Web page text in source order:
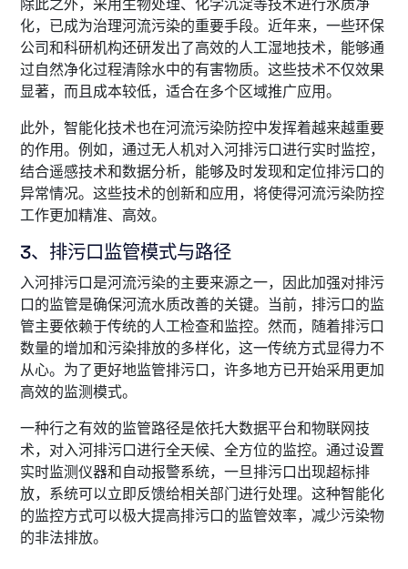
除此之外，采用生物处理、化学沉淀等技术进行水质净
化，已成为治理河流污染的重要手段。近年来，一些环保
公司和科研机构还研发出了高效的人工湿地技术，能够通
过自然净化过程清除水中的有害物质。这些技术不仅效果
显著，而且成本较低，适合在多个区域推广应用。
此外，智能化技术也在河流污染防控中发挥着越来越重要
的作用。例如，通过无人机对入河排污口进行实时监控，
结合遥感技术和数据分析，能够及时发现和定位排污口的
异常情况。这些技术的创新和应用，将使得河流污染防控
工作更加精准、高效。
3、排污口监管模式与路径
入河排污口是河流污染的主要来源之一，因此加强对排污
口的监管是确保河流水质改善的关键。当前，排污口的监
管主要依赖于传统的人工检查和监控。然而，随着排污口
数量的增加和污染排放的多样化，这一传统方式显得力不
从心。为了更好地监管排污口，许多地方已开始采用更加
高效的监测模式。
一种行之有效的监管路径是依托大数据平台和物联网技
术，对入河排污口进行全天候、全方位的监控。通过设置
实时监测仪器和自动报警系统，一旦排污口出现超标排
放，系统可以立即反馈给相关部门进行处理。这种智能化
的监控方式可以极大提高排污口的监管效率，减少污染物
的非法排放。